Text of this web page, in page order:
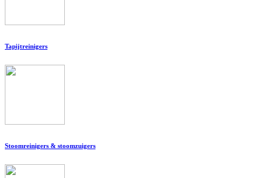
Tapijtreinigers
Stoomreinigers & stoomzuigers